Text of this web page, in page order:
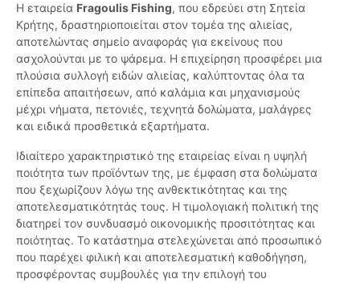
Η εταιρεία Fragoulis Fishing, που εδρεύει στη Σητεία
Κρήτης, δραστηριοποιείται στον τομέα της αλιείας,
αποτελώντας σημείο αναφοράς για εκείνους που
ασχολούνται με το ψάρεμα. Η επιχείρηση προσφέρει μια
πλούσια συλλογή ειδών αλιείας, καλύπτοντας όλα τα
επίπεδα απαιτήσεων, από καλάμια και μηχανισμούς
μέχρι νήματα, πετονιές, τεχνητά δολώματα, μαλάγρες
και ειδικά προσθετικά εξαρτήματα.
Ιδιαίτερο χαρακτηριστικό της εταιρείας είναι η υψηλή
ποιότητα των προϊόντων της, με έμφαση στα δολώματα
που ξεχωρίζουν λόγω της ανθεκτικότητας και της
αποτελεσματικότητάς τους. Η τιμολογιακή πολιτική της
διατηρεί τον συνδυασμό οικονομικής προσιτότητας και
ποιότητας. Το κατάστημα στελεχώνεται από προσωπικό
που παρέχει φιλική και αποτελεσματική καθοδήγηση,
προσφέροντας συμβουλές για την επιλογή του